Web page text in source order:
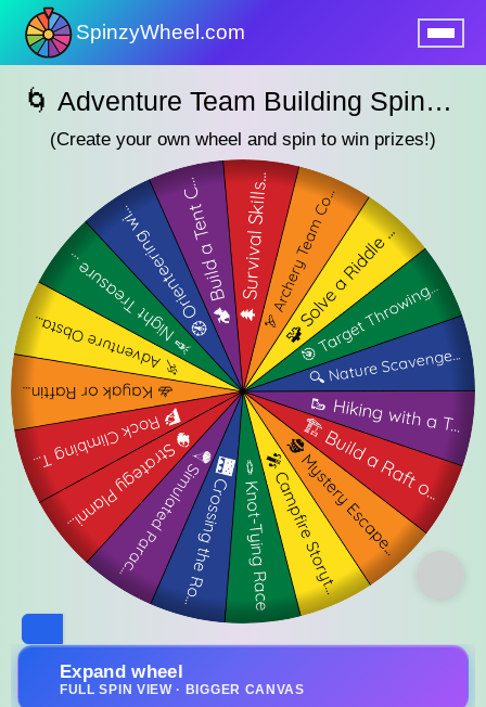
SpinzyWheel.com
🌀 Adventure Team Building SpinzyWheel 🌀
(Create your own wheel and spin to win prizes!)
Expand wheel
FULL SPIN VIEW · BIGGER CANVAS